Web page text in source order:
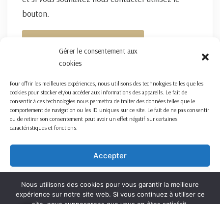
Gérer le consentement aux
cookies
Pour offrir les meilleures expériences, nous utilisons des technologies telles que les
cookies pour stocker et/ou accéder aux informations des appareils. Le fait de
consentir à ces technologies nous permettra de traiter des données telles que le
comportement de navigation ou les ID uniques sur ce site. Le fait de ne pas consentir
ou de retirer son consentement peut avoir un effet négatif sur certaines
caractéristiques et fonctions.
Accepter
Voir les préférences
bouton.
Nous utilisons des cookies pour vous garantir la meilleure
expérience sur notre site web. Si vous continuez à utiliser ce